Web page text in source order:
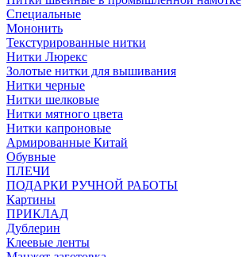
Специальные
Мононить
Текстурированные нитки
Нитки Люрекс
Золотые нитки для вышивания
Нитки черные
Нитки шелковые
Нитки мятного цвета
Нитки капроновые
Армированные Китай
Обувные
ПЛЕЧИ
ПОДАРКИ РУЧНОЙ РАБОТЫ
Картины
ПРИКЛАД
Дублерин
Клеевые ленты